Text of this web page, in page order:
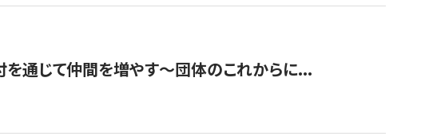
を通じて仲間を増やす～団体のこれからに...